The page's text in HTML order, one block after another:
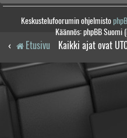
Keskustelufoorumin ohjelmisto
Käännös: phpBB
Etusivu Kaikki ajat ovat